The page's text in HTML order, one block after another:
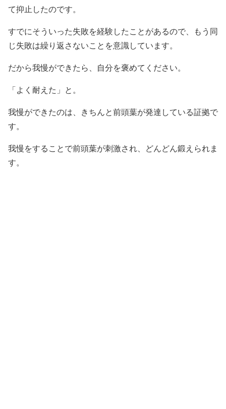
て抑止したのです。
すでにそういった失敗を経験したことがあるので、もう同
じ失敗は繰り返さないことを意識しています。
だから我慢ができたら、自分を褒めてください。
「よく耐えた」と。
我慢ができたのは、きちんと前頭葉が発達している証拠で
す。
我慢をすることで前頭葉が刺激され、どんどん鍛えられま
す。